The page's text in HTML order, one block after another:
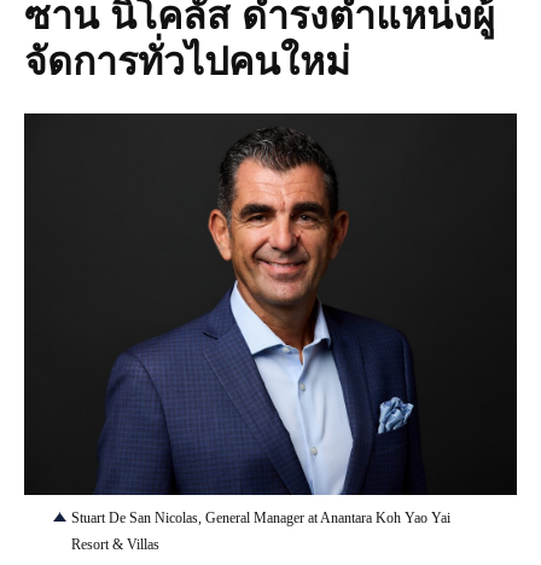
ซาน นิโคลัส ดำรงตำแหน่งผู้
จัดการทั่วไปคนใหม่
Stuart De San Nicolas, General Manager at Anantara Koh Yao Yai
Resort & Villas